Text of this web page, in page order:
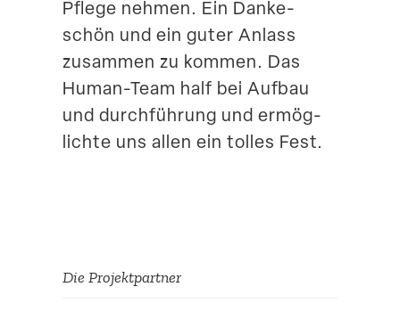
Pflege nehmen. Ein Danke­
schön und ein guter Anlass
zusammen zu kommen. Das
Human-Team half bei Aufbau
und durch­führung und ermög­
lichte uns allen ein tolles Fest.
Die Projekt­partner